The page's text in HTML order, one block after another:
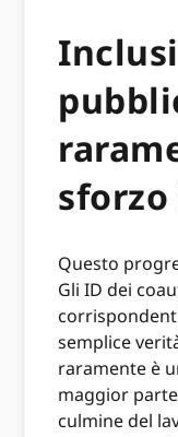
Questo
Gli ID dei
semplice
raramente è
maggior
culmine del